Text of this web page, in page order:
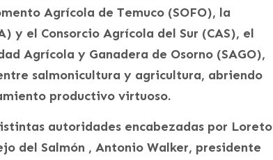
Agrícola de Temuco (SOFO), la
y el Consorcio Agrícola del Sur (CAS), el
Agrícola y Ganadera de Osorno (SAGO),
salmonicultura y agricultura, abriendo
productivo virtuoso.
autoridades encabezadas por Loreto
del Salmón , Antonio Walker, presidente